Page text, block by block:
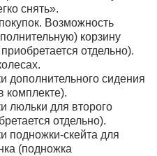
снять».
Возможность
корзину
отдельно).
дополнительного сидения
комплекте).
люльки для второго
отдельно).
подножки-скейта для
(подножка